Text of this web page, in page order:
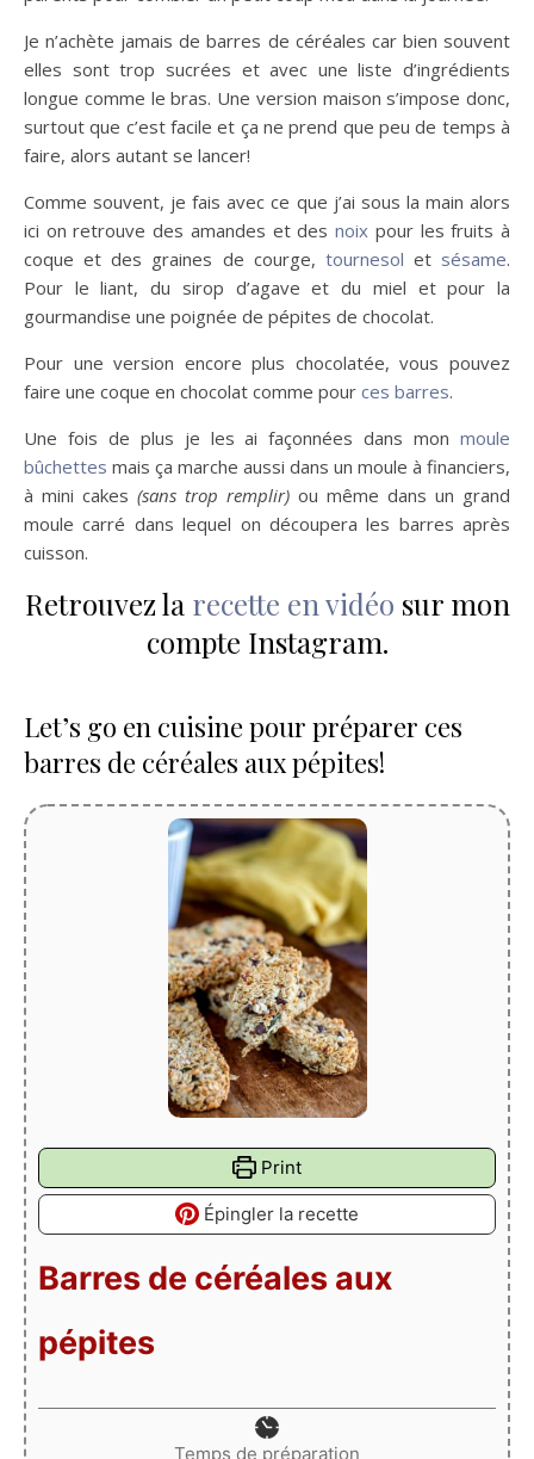
Je n’achète jamais de barres de céréales car bien souvent
elles sont trop sucrées et avec une liste d’ingrédients
longue comme le bras. Une version maison s’impose donc,
surtout que c’est facile et ça ne prend que peu de temps à
faire, alors autant se lancer!
Comme souvent, je fais avec ce que j’ai sous la main alors
ici on retrouve des amandes et desnoix pour les fruits à
coque et des graines de courge, tournesol et sésame.
Pour le liant, du sirop d’agave et du miel et pour la
gourmandise une poignée de pépites de chocolat.
Pour une version encore plus chocolatée, vous pouvez
faire une coque en chocolat comme pour ces barres.
Une fois de plus je les ai façonnées dans mon moule
bûchettes mais ça marche aussi dans un moule à financiers,
à mini cakes (sans trop remplir) ou même dans un grand
moule carré dans lequel on découpera les barres après
cuisson.
Retrouvez la recette en vidéo sur mon
compte Instagram.
Let’s go en cuisine pour préparer ces
barres de céréales aux pépites!
Print
Épingler la recette
Barres de céréales aux
pépites
Temps de préparation